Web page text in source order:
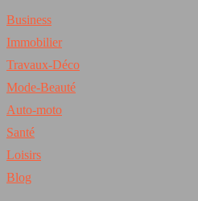
Business
Immobilier
Travaux-Déco
Mode-Beauté
Auto-moto
Santé
Loisirs
Blog